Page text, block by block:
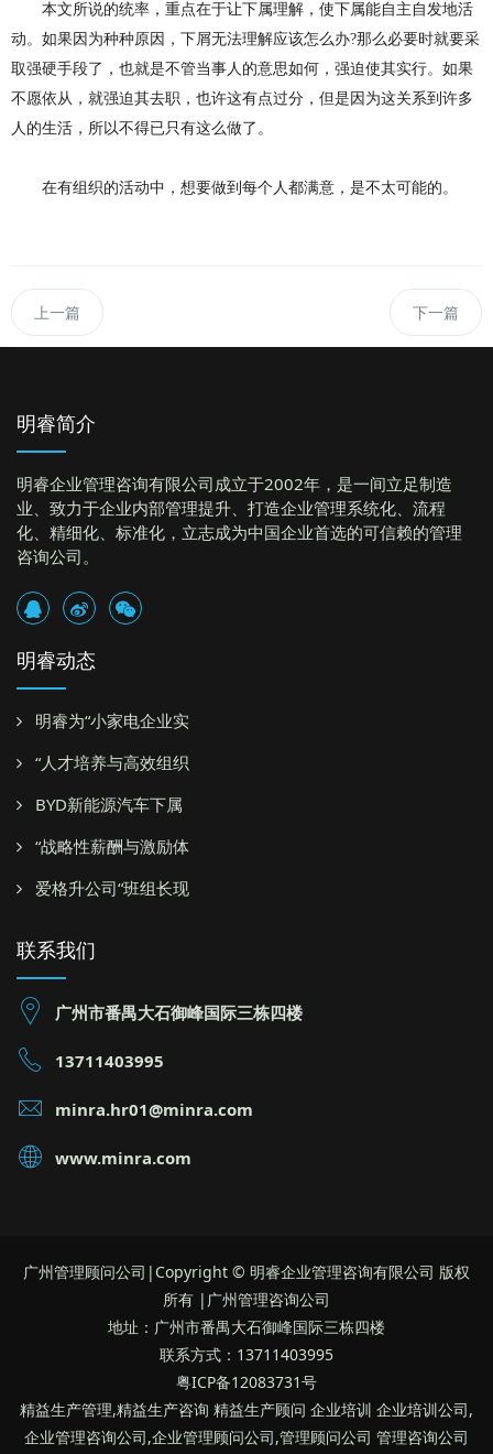
本文所说的统率，重点在于让下属理解，使下属能自主自发地活
动。如果因为种种原因，下屑无法理解应该怎么办?那么必要时就要采
取强硬手段了，也就是不管当事人的意思如何，强迫使其实行。如果
不愿依从，就强迫其去职，也许这有点过分，但是因为这关系到许多
人的生活，所以不得已只有这么做了。
在有组织的活动中，想要做到每个人都满意，是不太可能的。
上一篇 下一篇
明睿简介
明睿企业管理咨询有限公司成立于2002年，是一间立足制造
业、致力于企业内部管理提升、打造企业管理系统化、流程
化、精细化、标准化，立志成为中国企业首选的可信赖的管理
咨询公司。
明睿动态
明睿为“小家电企业实
“人才培养与高效组织
BYD新能源汽车下属
“战略性薪酬与激励体
爱格升公司“班组长现
联系我们
广州市番禺大石御峰国际三栋四楼
13711403995
minra.hr01@minra.com
www.minra.com
广州管理顾问公司|Copyright © 明睿企业管理咨询有限公司 版权
所有 |广州管理咨询公司
地址：广州市番禺大石御峰国际三栋四楼
联系方式：13711403995
粤ICP备12083731号
精益生产管理,精益生产咨询 精益生产顾问 企业培训 企业培训公司,
企业管理咨询公司,企业管理顾问公司,管理顾问公司 管理咨询公司